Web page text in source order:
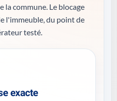
Le blocage
l'immeuble, du point de
testé.
exacte